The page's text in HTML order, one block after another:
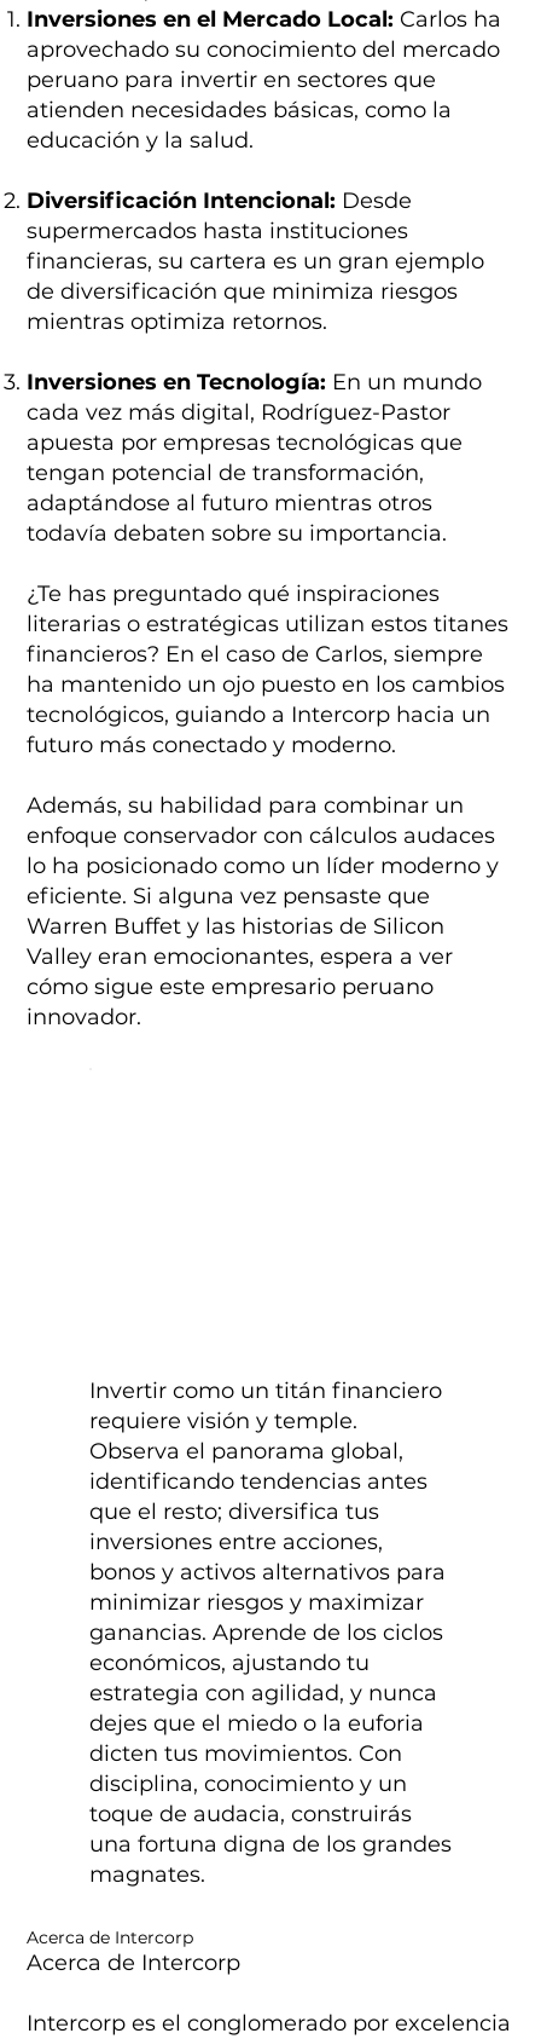
Acerca de Intercorp
Acerca de Intercorp
Intercorp es el conglomerado por excelencia
Invertir como un titán financiero
requiere visión y temple.
Observa el panorama global,
identificando tendencias antes
que el resto; diversifica tus
inversiones entre acciones,
bonos y activos alternativos para
minimizar riesgos y maximizar
ganancias. Aprende de los ciclos
económicos, ajustando tu
estrategia con agilidad, y nunca
dejes que el miedo o la euforia
dicten tus movimientos. Con
disciplina, conocimiento y un
toque de audacia, construirás
una fortuna digna de los grandes
magnates.
Inversiones en el Mercado Local: Carlos ha
aprovechado su conocimiento del mercado
peruano para invertir en sectores que
atienden necesidades básicas, como la
educación y la salud.
Diversificación Intencional: Desde
supermercados hasta instituciones
financieras, su cartera es un gran ejemplo
de diversificación que minimiza riesgos
mientras optimiza retornos.
Inversiones en Tecnología: En un mundo
cada vez más digital, Rodríguez-Pastor
apuesta por empresas tecnológicas que
tengan potencial de transformación,
adaptándose al futuro mientras otros
todavía debaten sobre su importancia.
¿Te has preguntado qué inspiraciones
literarias o estratégicas utilizan estos titanes
financieros? En el caso de Carlos, siempre
ha mantenido un ojo puesto en los cambios
tecnológicos, guiando a Intercorp hacia un
futuro más conectado y moderno.
Además, su habilidad para combinar un
enfoque conservador con cálculos audaces
lo ha posicionado como un líder moderno y
eficiente. Si alguna vez pensaste que
Warren Buffet y las historias de Silicon
Valley eran emocionantes, espera a ver
cómo sigue este empresario peruano
innovador.